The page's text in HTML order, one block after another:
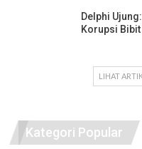
Delphi
Korupsi
LIHAT
Kategori Popular